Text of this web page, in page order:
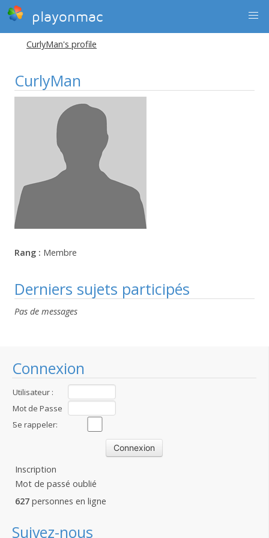
playonmac
Connexion
Utilisateur :
Mot de Passe
:Se rappeler:
Inscription
Mot de passé oublié
627 personnes en ligne
Suivez-nous
CurlyMan's profile
CurlyMan
Rang : Membre
Derniers sujets participés
Pas de messages